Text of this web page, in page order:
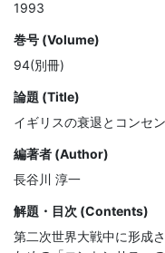
1993
巻号 (Volume)
94(別冊)
論題 (Title)
イギリスの衰退とコンセ
編著者 (Author)
長谷川 淳一
解題・目次 (Contents)
第二次世界大戦中に形成